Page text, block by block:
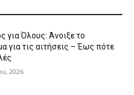
για Όλους: Άνοιξε το
για τις αιτήσεις – Έως πότε
2026